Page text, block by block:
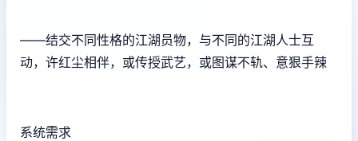
——结交不同性格的江湖员物，与不同的江湖人士互
动，许红尘相伴，或传授武艺，或图谋不轨、意狠手辣
系统需求